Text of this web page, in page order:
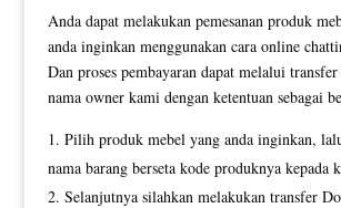
Anda dapat melakukan pemesanan produk
anda inginkan menggunakan cara online
Dan proses pembayaran dapat melalui
nama owner kami dengan ketentuan sebagai
Pilih produk mebel yang anda inginkan,
nama barang berseta kode produknya kepada
Selanjutnya silahkan melakukan transfer